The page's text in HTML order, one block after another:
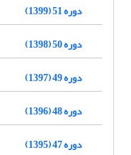
دوره 51 (1399)
دوره 50 (1398)
دوره 49 (1397)
دوره 48 (1396)
دوره 47 (1395)